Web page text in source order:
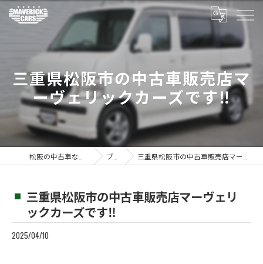
三重県松阪市の中古車販売店マ
ーヴェリックカーズです‼️
ブログ 三重県松阪市の中古車販売店マーヴェリックカーズです‼️
三重県松阪市の中古車販売店マーヴェリ
ックカーズです‼️
2025/04/10